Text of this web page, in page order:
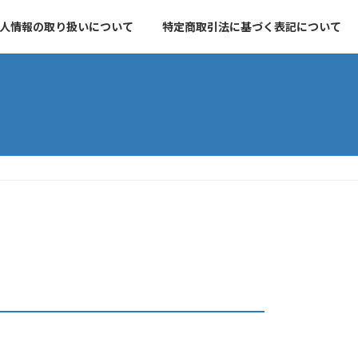
情報の取り扱いについて 特定商取引法に基づく表記について